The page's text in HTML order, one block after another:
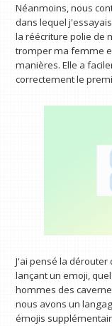
Néanmoins, nous
dans lequel
la réécriture polie de
tromper ma femme
manières. Elle a
correctement le
J'ai pensé la
lançant un emoji,
hommes des
nous avons un
émojis